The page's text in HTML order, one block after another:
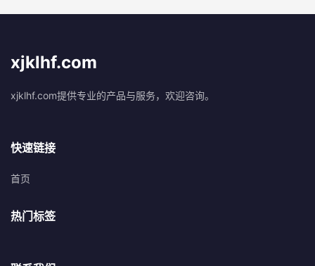
xjklhf.com
xjklhf.com提供专业的产品与服务，欢迎咨询。
快速链接
首页
热门标签